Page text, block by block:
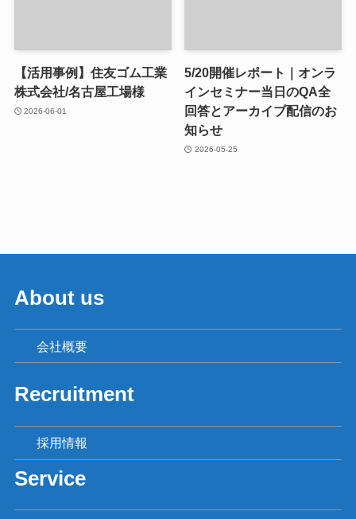
【活用事例】住友ゴム工業
株式会社/名古屋工場様
2026-06-01
5/20開催レポート｜オンラ
インセミナー当日のQA全
回答とアーカイブ配信のお
知らせ
2026-05-25
About us
会社概要
Recruitment
採用情報
Service